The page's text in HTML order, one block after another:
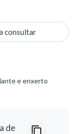
consultar
e enxerto
de